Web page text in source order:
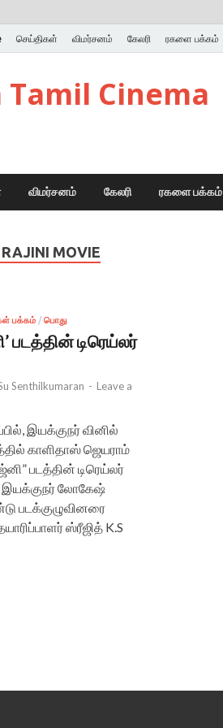
செய்திகள் விமர்சனம் கேலரி ரகளை பக்கம்
Cinema
விமர்சனம் கேலரி ரகளை பக்கம்
MOVIE
பக்கம் / பொது
படத்தின் டிரெய்லர்
Senthilkumaran - Leave a
இயக்குநர் வினில்
காளிதாஸ் ஜெயராம்
படத்தின் டிரெய்லர்
இயக்குநர் லோகேஷ்
படக்குழுவினரை
ஸ்ரீஜித் K.S